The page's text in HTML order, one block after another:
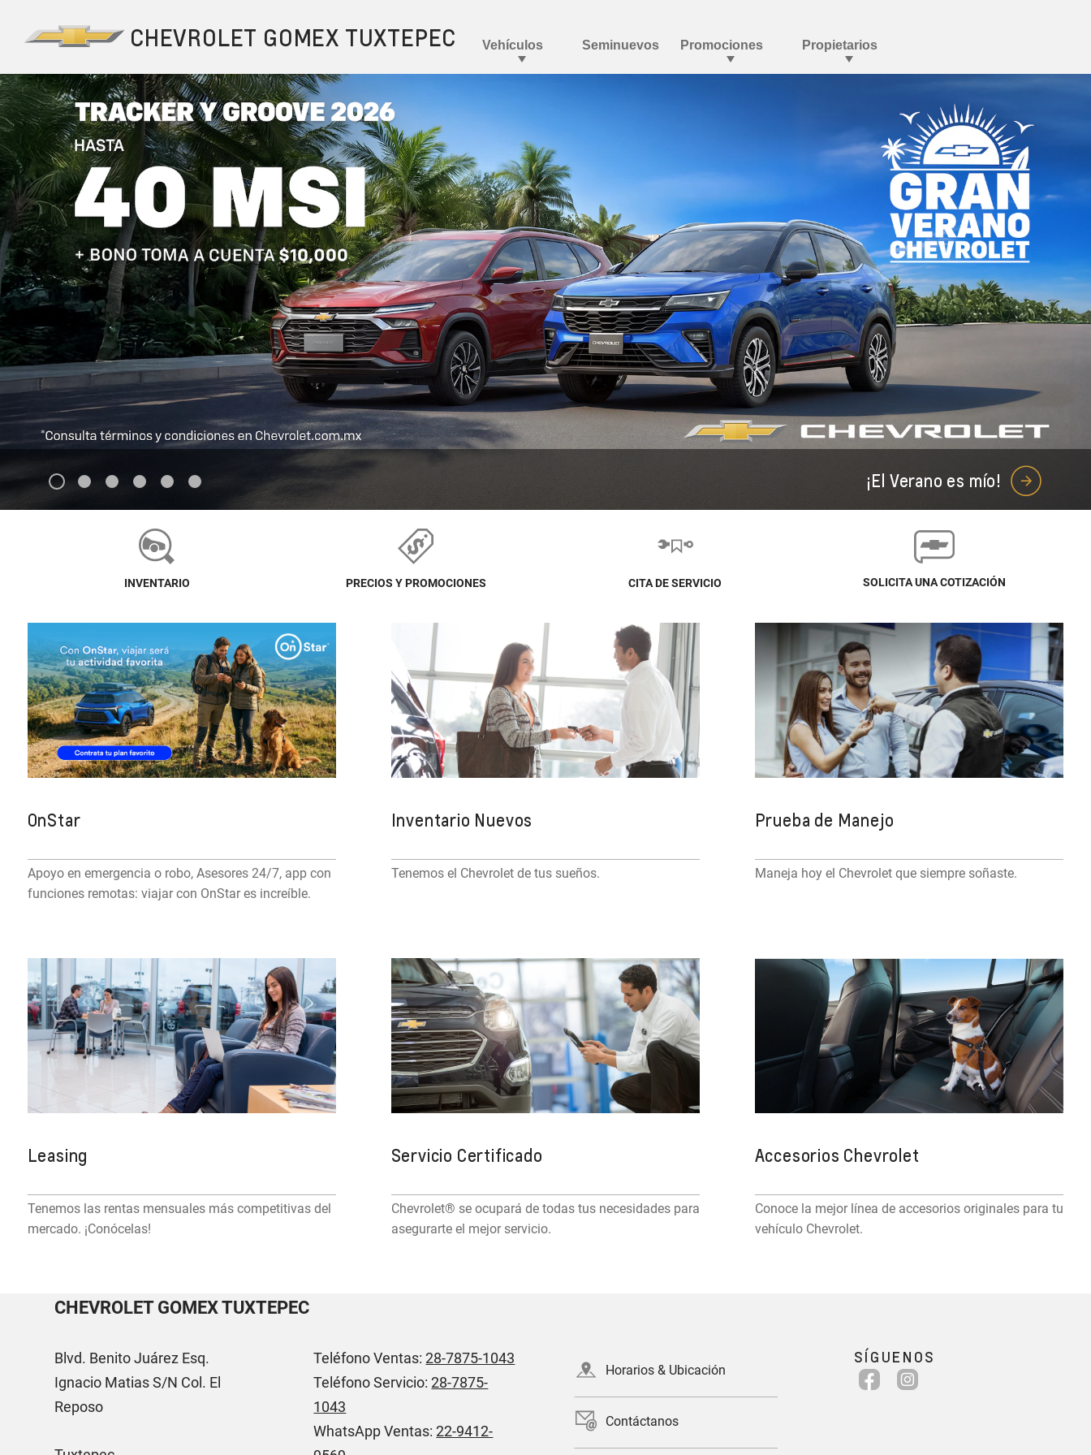
¡El Verano es mío!
1 2 3 4 5 6
INVENTARIO PRECIOS Y PROMOCIONES CITA DE SERVICIO SOLICITA UNA COTIZACIÓN
OnStar
Apoyo en emergencia o robo, Asesores 24/7, app con
funciones remotas: viajar con OnStar es increíble.
Inventario Nuevos
Tenemos el Chevrolet de tus sueños.
Prueba de Manejo
Maneja hoy el Chevrolet que siempre soñaste.
Leasing
Tenemos las rentas mensuales más competitivas del
mercado. ¡Conócelas!
Servicio Certificado
Chevrolet® se ocupará de todas tus necesidades para
asegurarte el mejor servicio.
Accesorios Chevrolet
Conoce la mejor línea de accesorios originales para tu
vehículo Chevrolet.